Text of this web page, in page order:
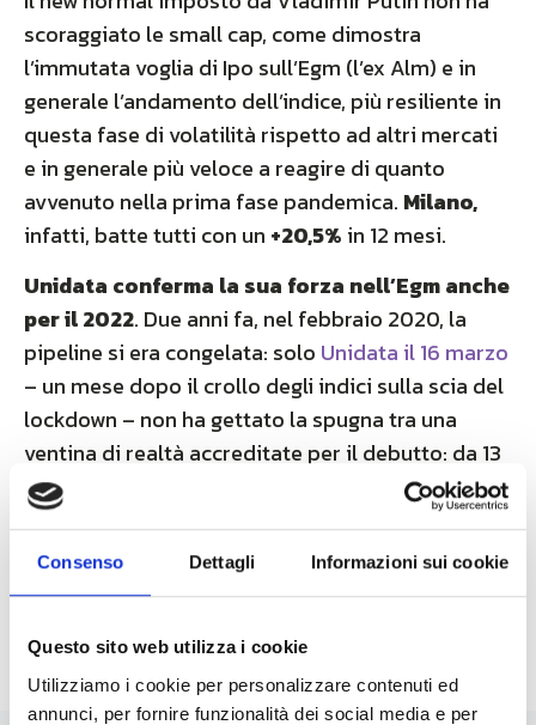
Consenso Dettagli Informazioni sui cookie
Questo sito web utilizza i cookie
Utilizziamo i cookie per personalizzare contenuti ed
annunci, per fornire funzionalità dei social media e per
scoraggiato le small cap, come dimostra
l’immutata voglia di Ipo sull’Egm (l’ex Alm) e in
generale l’andamento dell’indice, più resiliente in
questa fase di volatilità rispetto ad altri mercati
e in generale più veloce a reagire di quanto
avvenuto nella prima fase pandemica. Milano,
infatti, batte tutti con un +20,5% in 12 mesi.
Unidata conferma la sua forza nell’Egm anche
per il 2022. Due anni fa, nel febbraio 2020, la
pipeline si era congelata: solo Unidata il 16 marzo
– un mese dopo il crollo degli indici sulla scia del
lockdown – non ha gettato la spugna tra una
ventina di realtà accreditate per il debutto: da 13
euro, ora il titolo ne vale 48 ed è stata a lungo
l’unica Ipo in tutto il 2020, fino al giugno dello
stesso anno.
Credit Sole24Ore